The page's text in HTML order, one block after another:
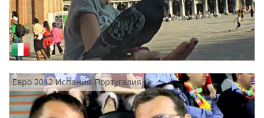
Евро 2012 Испания-Португалия